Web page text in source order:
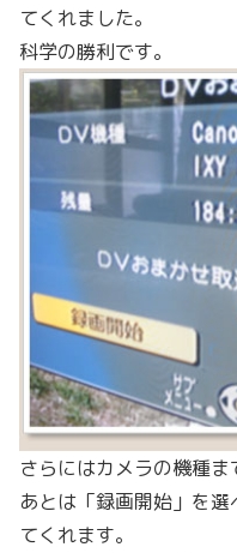
てくれました。
科学の勝利です。
さらにはカメラの機種ま
あとは「録画開始」を
てくれます。